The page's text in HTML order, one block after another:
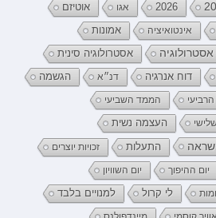
2026 אגו אוטיזם
אינטואיציה אמונות
אסטרולוגיה אסטרולוגיה סינית
דוח אנרגיה דנ״א הגשמה
הממד השביעי
העצמה נשית
התעלות זכויות יוצרים
יום ההיפוך יום השוויון
לי קרול למנויים בלבד